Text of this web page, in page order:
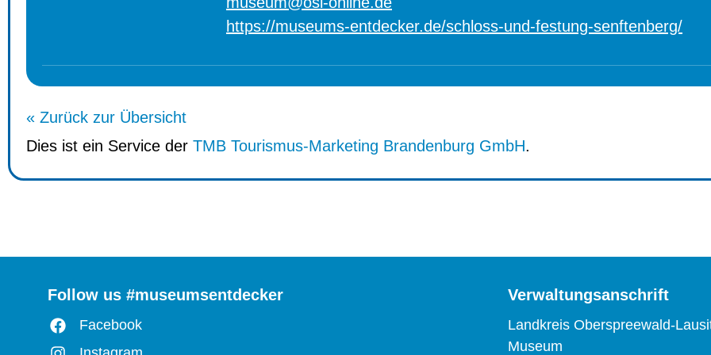
https://museums-entdecker.de/schloss-und-festung-senftenberg/
« Zurück zur Übersicht
Dies ist ein Service der TMB Tourismus-Marketing Brandenburg GmbH.
Follow us #museumsentdecker
Facebook
Verwaltungsanschrift
Landkreis Oberspreewald-
Museum